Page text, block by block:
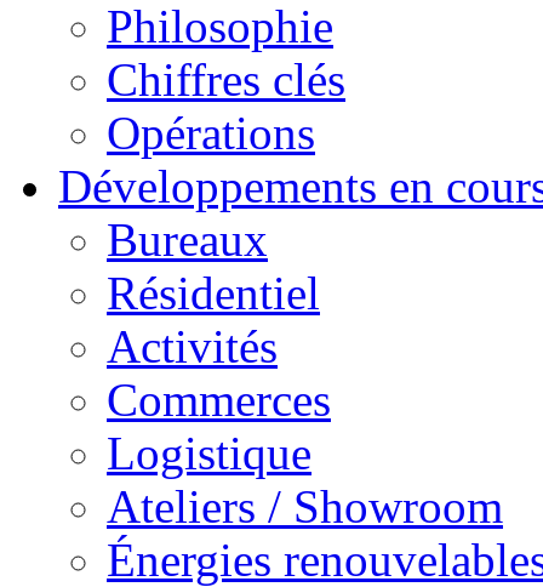
Philosophie
Chiffres clés
Opérations
Développements en
Bureaux
Résidentiel
Activités
Commerces
Logistique
Ateliers / Showroom
Énergies